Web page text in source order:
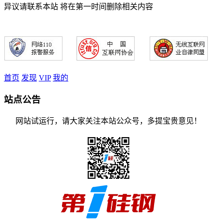
异议请联系本站 将在第一时间删除相关内容
首页 发现 VIP 我的
站点公告
网站试运行，请大家关注本站公众号，多提宝贵意见！